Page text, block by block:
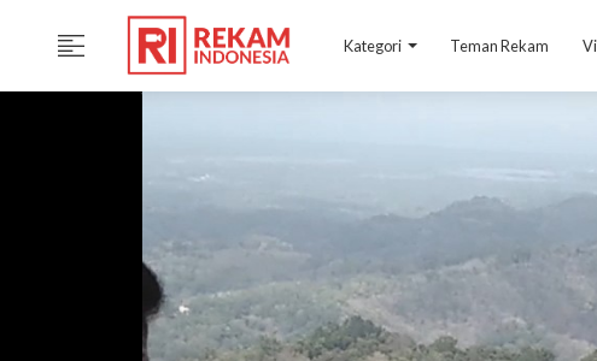
Kategori Teman Rekam